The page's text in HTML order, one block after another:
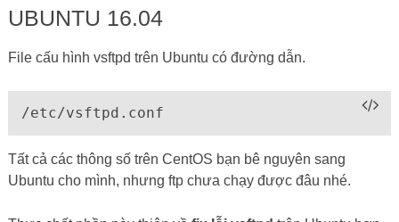
UBUNTU 16.04
File cấu hình vsftpd trên Ubuntu có đường dẫn.
/etc/vsftpd.conf
Tất cả các thông số trên CentOS bạn bê nguyên sang
Ubuntu cho mình, nhưng ftp chưa chạy được đâu nhé.